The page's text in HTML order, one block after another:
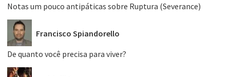
Notas um pouco antipáticas sobre Ruptura (Severance)
Francisco Spiandorello
De quanto você precisa para viver?